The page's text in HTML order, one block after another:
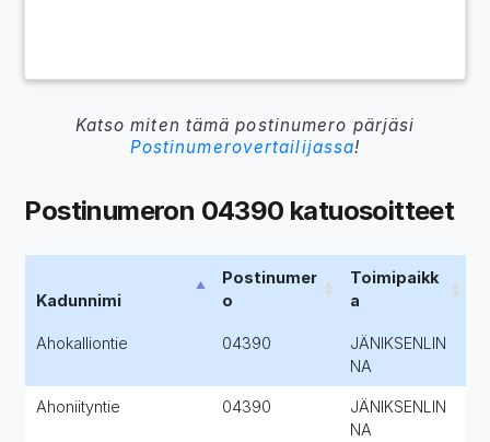
Katso miten tämä postinumero pärjäsi
Postinumerovertailijassa!
Postinumeron 04390 katuosoitteet
Kadunnimi
Postinumer
o
Toimipaikk
a
Ahokalliontie 04390
JÄNIKSENLIN
NA
Ahoniityntie 04390
JÄNIKSENLIN
NA